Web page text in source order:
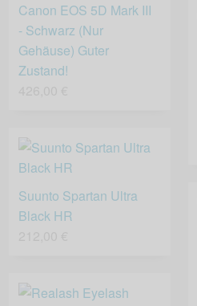
Canon EOS 5D Mark III
- Schwarz (Nur
Gehäuse) Guter
Zustand!
Suunto Spartan Ultra
Black HR